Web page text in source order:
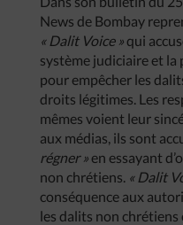
News de Bombay
« Dalit Voice » qui
système judiciaire et
pour empêcher les
droits légitimes. Les
mêmes voient leur
aux médias, ils sont
régner » en essayant
non chrétiens. « Dalit
conséquence aux
les dalits non